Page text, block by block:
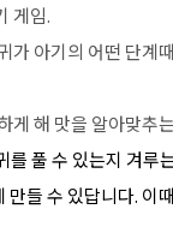
게임.
가 아기의 어떤 단계
게 해 맛을 알아맞추
풀 수 있는지 겨루
들 수 있답니다. 이